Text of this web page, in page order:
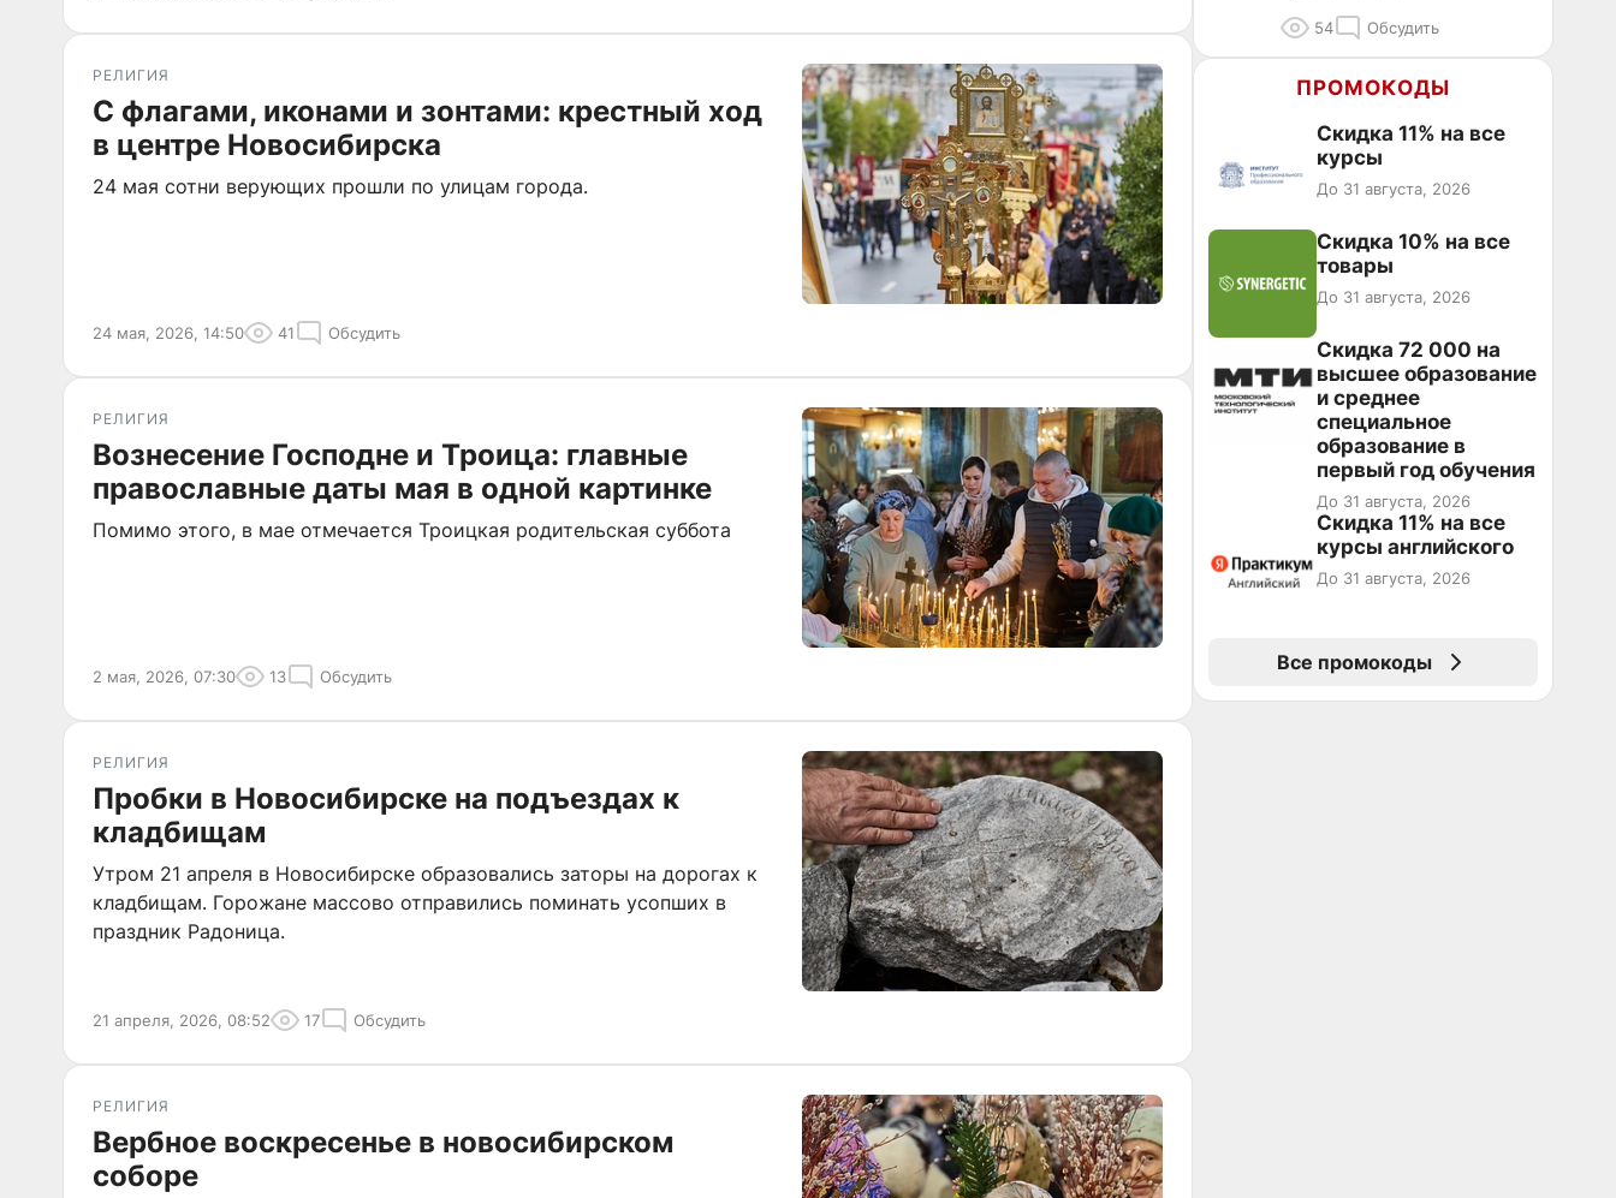
РЕЛИГИЯ
С флагами, иконами и зонтами: крестный ход
в центре Новосибирска
24 мая сотни верующих прошли по улицам города.
24 мая, 2026, 14:50 41 Обсудить
РЕЛИГИЯ
Вознесение Господне и Троица: главные
православные даты мая в одной картинке
Помимо этого, в мае отмечается Троицкая родительская суббота
2 мая, 2026, 07:30 13 Обсудить
РЕЛИГИЯ
Пробки в Новосибирске на подъездах к
кладбищам
Утром 21 апреля в Новосибирске образовались заторы на дорогах к
кладбищам. Горожане массово отправились поминать усопших в
праздник Радоница.
21 апреля, 2026, 08:52 17 Обсудить
РЕЛИГИЯ
Вербное воскресенье в новосибирском
соборе
54 Обсудить
ПРОМОКОДЫ
Скидка 11% на все
курсы
До 31 августа, 2026
Скидка 10% на все
товары
До 31 августа, 2026
Скидка 72 000 на
высшее образование
и среднее
специальное
образование в
первый год обучения
До 31 августа, 2026
Скидка 11% на все
курсы английского
До 31 августа, 2026
Все промокоды